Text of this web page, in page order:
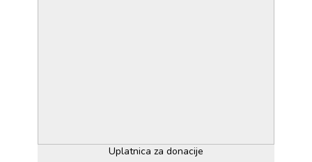
Uplatnica za donacije